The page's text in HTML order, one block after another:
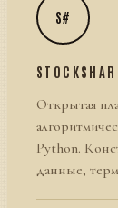
S#
Открытая
Python.
данные,